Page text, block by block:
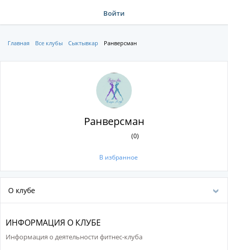
Войти
Главная Все клубы Сыктывкар Ранверсман
Ранверсман
(0)
В избранное
О клубе
ИНФОРМАЦИЯ О КЛУБЕ
Информация о деятельности фитнес-клуба